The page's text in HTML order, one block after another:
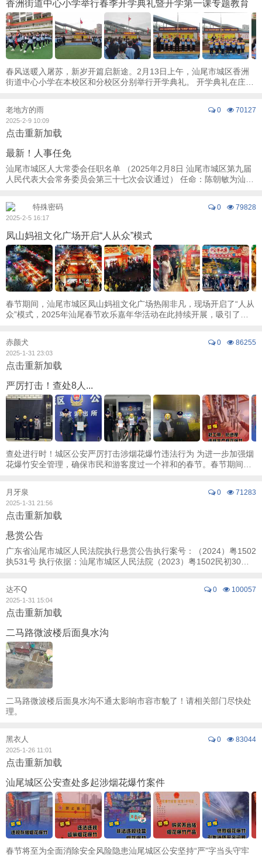
香洲街道中心小学举行春季开学典礼暨开学第一课专题教育
春风送暖入屠苏，新岁开篇启新途。2月13日上午，汕尾市城区香洲
街道中心小学在本校区和分校区分别举行开学典礼。 开学典礼在庄严
0 70127
老地方的雨
2025-2-9 10:09
点击重新加载
最新！人事任免
汕尾市城区人大常委会任职名单 （2025年2月8日 汕尾市城区第九届
人民代表大会常务委员会第三十七次会议通过） 任命：陈朝敏为汕尾
0 79828
特殊密码
2025-2-5 16:17
凤山妈祖文化广场开启“人从众”模式
春节期间，汕尾市城区凤山妈祖文化广场热闹非凡，现场开启了“人从
众”模式，2025年汕尾春节欢乐嘉年华活动在此持续开展，吸引了众
0 86255
赤颜犬
2025-1-31 23:03
点击重新加载
严厉打击！查处8人...
查处进行时！城区公安严厉打击涉烟花爆竹违法行为 为进一步加强烟
花爆竹安全管理，确保市民和游客度过一个祥和的春节。春节期间，
0 71283
月牙泉
2025-1-31 21:56
点击重新加载
悬赏公告
广东省汕尾市城区人民法院执行悬赏公告执行案号：（2024）粤1502
执531号 执行依据：汕尾市城区人民法院（2023）粤1502民初30
0 100057
达不Q
2025-1-31 15:04
点击重新加载
二马路微波楼后面臭水沟
二马路微波楼后面臭水沟不通太影响市容市貌了！请相关部门尽快处
理。
0 83044
黑衣人
2025-1-26 11:01
点击重新加载
汕尾城区公安查处多起涉烟花爆竹案件
春节将至为全面消除安全风险隐患汕尾城区公安坚持“严”字当头守牢